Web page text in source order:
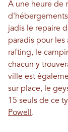
À une heure de
jadis le repaire
paradis pour les
rafting, le
chacun y
ville est
sur place, le
15 seuls de ce
Powell .